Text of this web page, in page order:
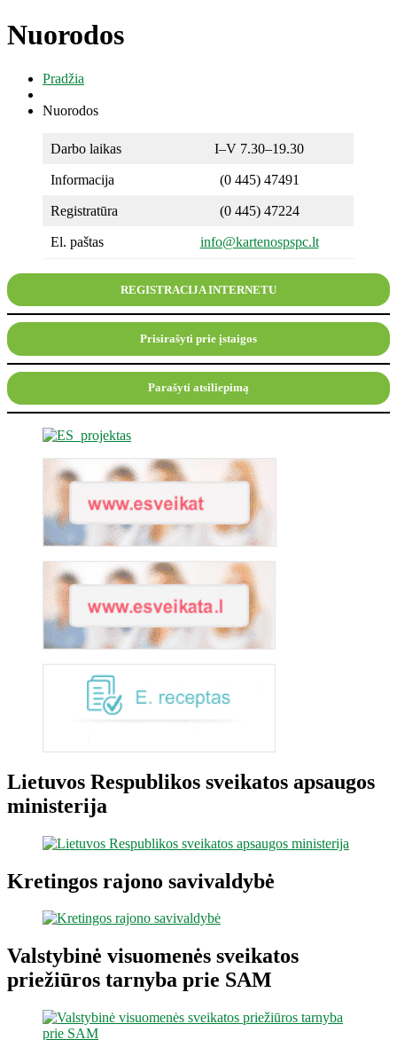
Nuorodos
Pradžia
Nuorodos
Darbo laikas I–V 7.30–19.30
Informacija (0 445) 47491
Registratūra (0 445) 47224
El. paštas info@kartenospspc.lt
REGISTRACIJA INTERNETU
Prisirašyti prie įstaigos
Parašyti atsiliepimą
Lietuvos Respublikos sveikatos apsaugos
ministerija
Kretingos rajono savivaldybė
Valstybinė visuomenės sveikatos
priežiūros tarnyba prie SAM